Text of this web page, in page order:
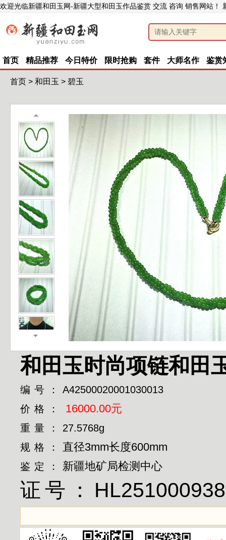
欢迎光临新疆和田玉网-新疆大型和田玉作品鉴赏 交流 咨询 销售网站！
首页 精品推荐 今日特价 限时抢购 套件 大师名作 鉴赏
首页 > 和田玉 > 碧玉
和田玉时尚项链和田
编号： A42500020001030013
价格：
16000.00元
重量： 27.5768g
规格： 直径3mm长度600mm
鉴定： 新疆地矿局检测中心
证号： HL251000938